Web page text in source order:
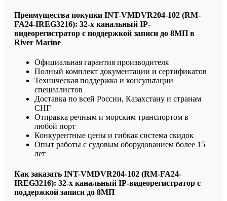
Преимущества покупки INT-VMDVR204-102 (RM-
FA24-IREG3216): 32-х канальный IP-
видеорегистратор с поддержкой записи до 8МП в
River Marine
Официальная гарантия производителя
Полный комплект документации и сертификатов
Техническая поддержка и консультации
специалистов
Доставка по всей России, Казахстану и странам
СНГ
Отправка речным и морским транспортом в
любой порт
Конкурентные цены и гибкая система скидок
Опыт работы с судовым оборудованием более 15
лет
Как заказать INT-VMDVR204-102 (RM-FA24-
IREG3216): 32-х канальный IP-видеорегистратор с
поддержкой записи до 8МП